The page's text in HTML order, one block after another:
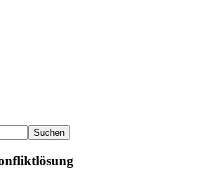
Suchen